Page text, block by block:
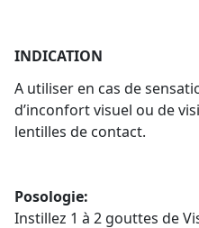
INDICATION
A utiliser en cas de
d’inconfort visuel ou de
lentilles de contact.
Posologie:
Instillez 1 à 2 gouttes de